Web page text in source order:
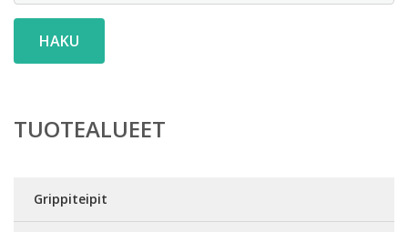
HAKU
TUOTEALUEET
Grippiteipit